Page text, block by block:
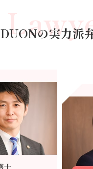
DUONの実力派